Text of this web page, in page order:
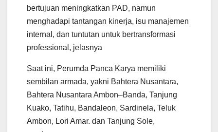
bertujuan meningkatkan PAD, namun
menghadapi tantangan kinerja, isu manajemen
internal, dan tuntutan untuk bertransformasi
professional, jelasnya
Saat ini, Perumda Panca Karya memiliki
sembilan armada, yakni Bahtera Nusantara,
Bahtera Nusantara Ambon–Banda, Tanjung
Kuako, Tatihu, Bandaleon, Sardinela, Teluk
Ambon, Lori Amar. dan Tanjung Sole,